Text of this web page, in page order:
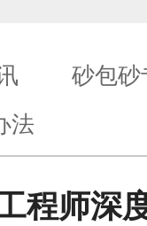
砂包砂
法
程师深